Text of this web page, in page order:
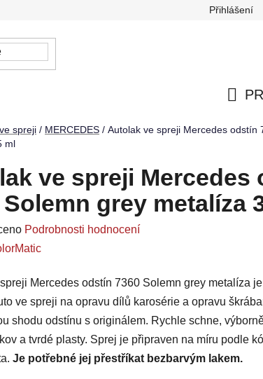
Reklamace
Přihlášení
spreji / MERCEDES / Autolak ve spreji Mercedes odstín
ml
ve spreji Mercedes
Solemn grey metalíza
Podrobnosti hodnocení
Mercedes odstín 7360 Solemn grey metalíza
ve spreji na opravu dílů karosérie a opravu
shodu odstínu s originálem. Rychle schne,
a tvrdé plasty. Sprej je připraven na míru podle
Je potřebné jej přestříkat bezbarvým lakem.